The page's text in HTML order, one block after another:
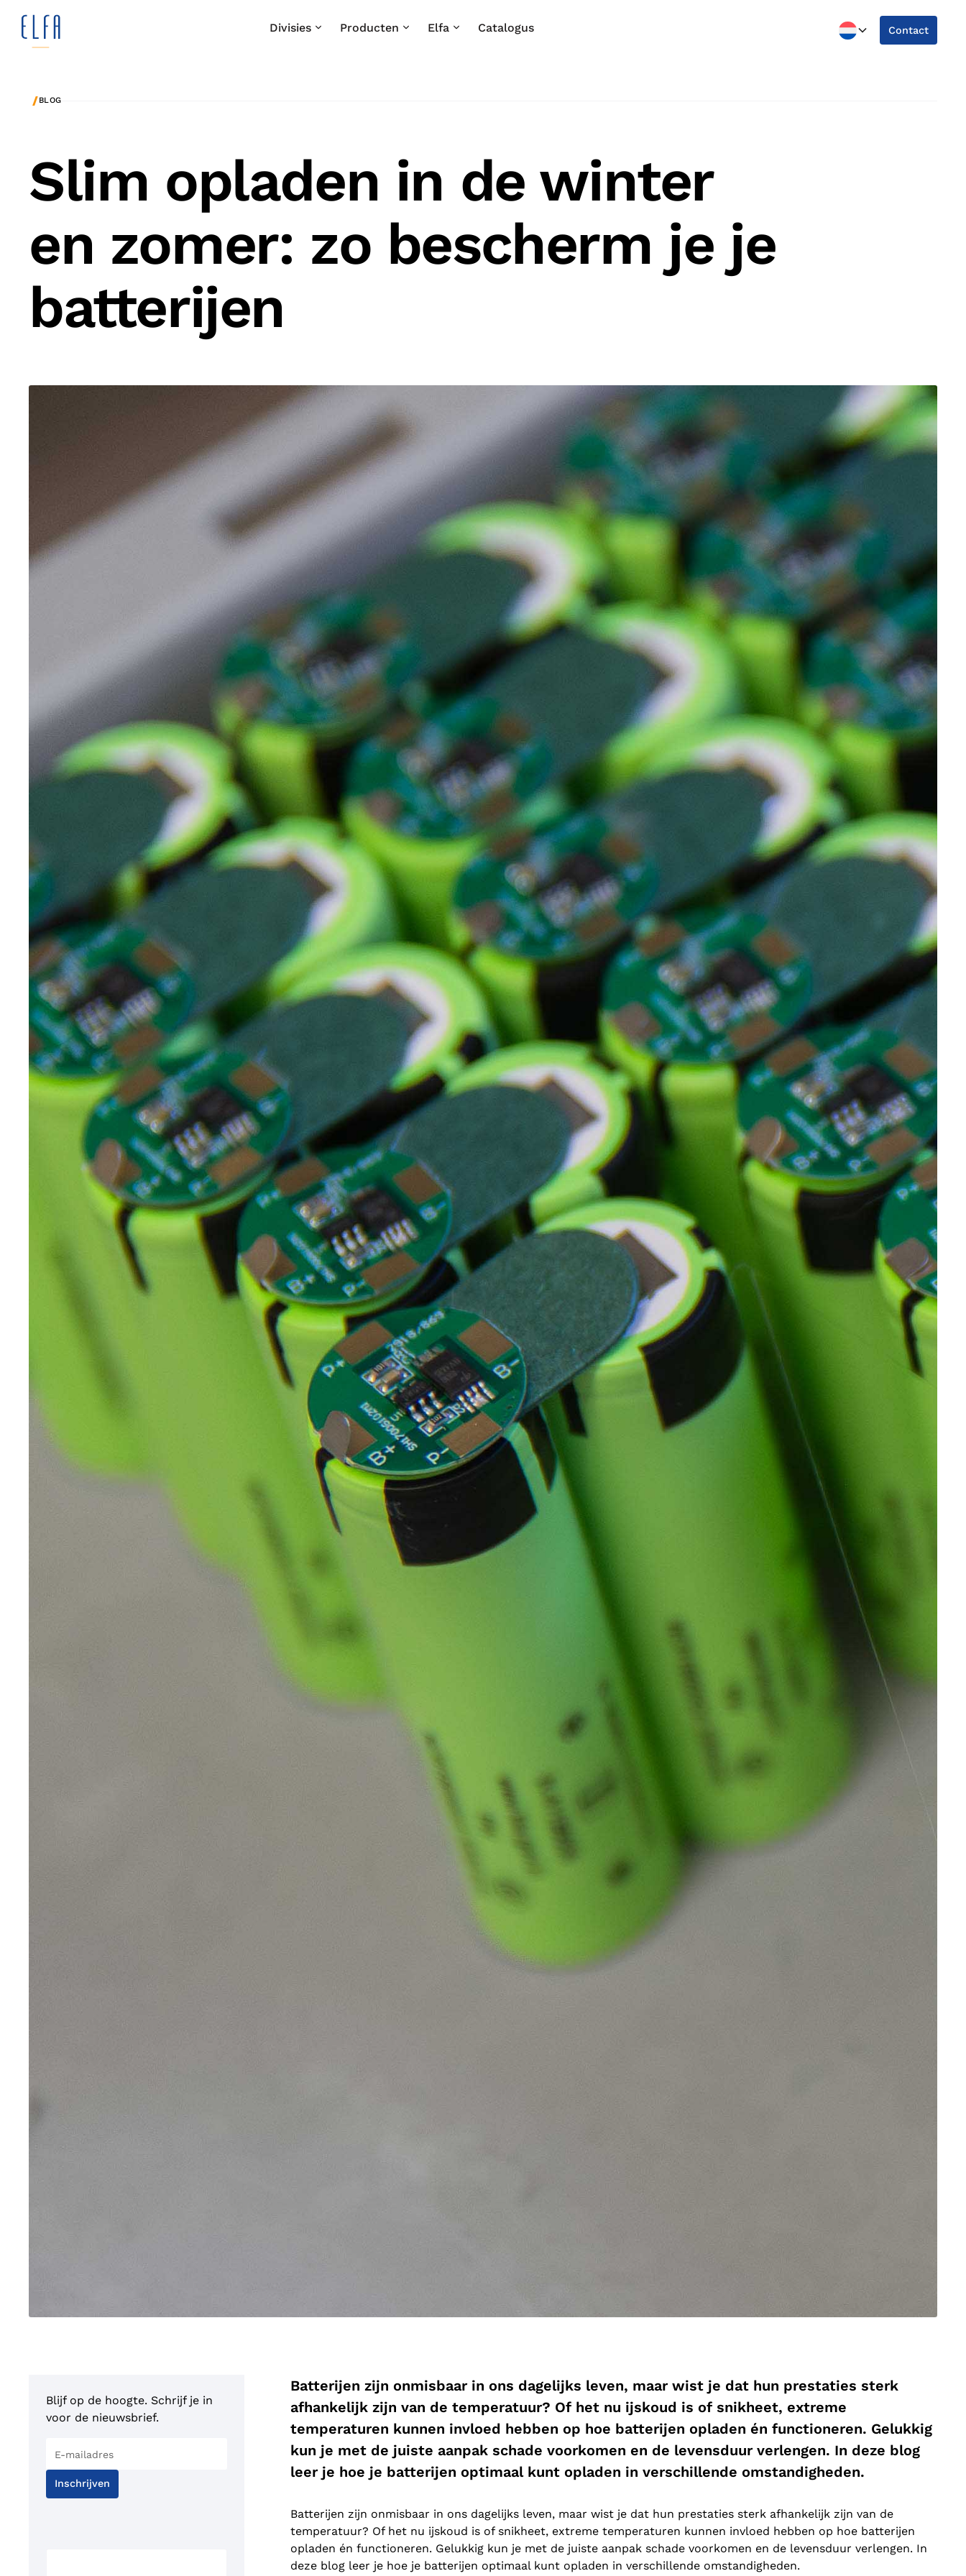
Divisies Producten Elfa Catalogus Contact
/BLOG
Slim opladen in de winter
en zomer: zo bescherm je je
batterijen
Blijf op de hoogte. Schrijf je in
voor de nieuwsbrief.
Inschrijven
Batterijen zijn onmisbaar in ons dagelijks leven, maar wist je dat hun prestaties sterk
afhankelijk zijn van de temperatuur? Of het nu ijskoud is of snikheet, extreme
temperaturen kunnen invloed hebben op hoe batterijen opladen én functioneren. Gelukkig
kun je met de juiste aanpak schade voorkomen en de levensduur verlengen. In deze blog
leer je hoe je batterijen optimaal kunt opladen in verschillende omstandigheden.
Batterijen zijn onmisbaar in ons dagelijks leven, maar wist je dat hun prestaties sterk afhankelijk zijn van de
temperatuur? Of het nu ijskoud is of snikheet, extreme temperaturen kunnen invloed hebben op hoe batterijen
opladen én functioneren. Gelukkig kun je met de juiste aanpak schade voorkomen en de levensduur verlengen. In
deze blog leer je hoe je batterijen optimaal kunt opladen in verschillende omstandigheden.